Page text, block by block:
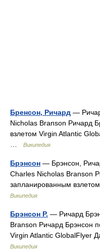
Бренсон, Ричард —
Nicholas Branson Ричард
взлетом Virgin Atlantic
Википедия
Брэнсон — Брэнсон,
Charles Nicholas Branson
запланированным
Википедия
Брэнсон Р. — Ричард
Branson Ричард Брэнсон
Virgin Atlantic GlobalFlyer
Википедия